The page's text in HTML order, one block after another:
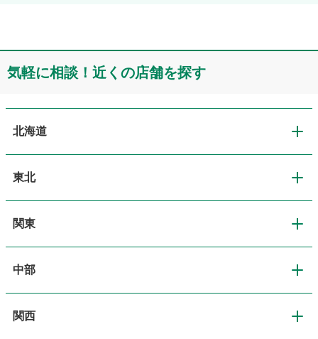
気軽に相談！近くの店舗を探す
北海道
北海道
道央・札幌
道北・旭川
東北
東北
青森
岩手
関東
関東
東京
中部
中部
関西